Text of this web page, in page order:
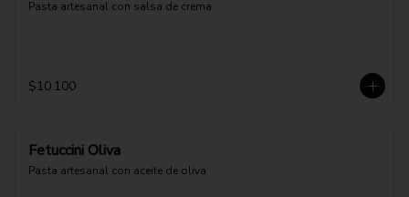
Pasta artesanal con salsa de crema
$10.100
Fetuccini Oliva
Pasta artesanal con aceite de oliva